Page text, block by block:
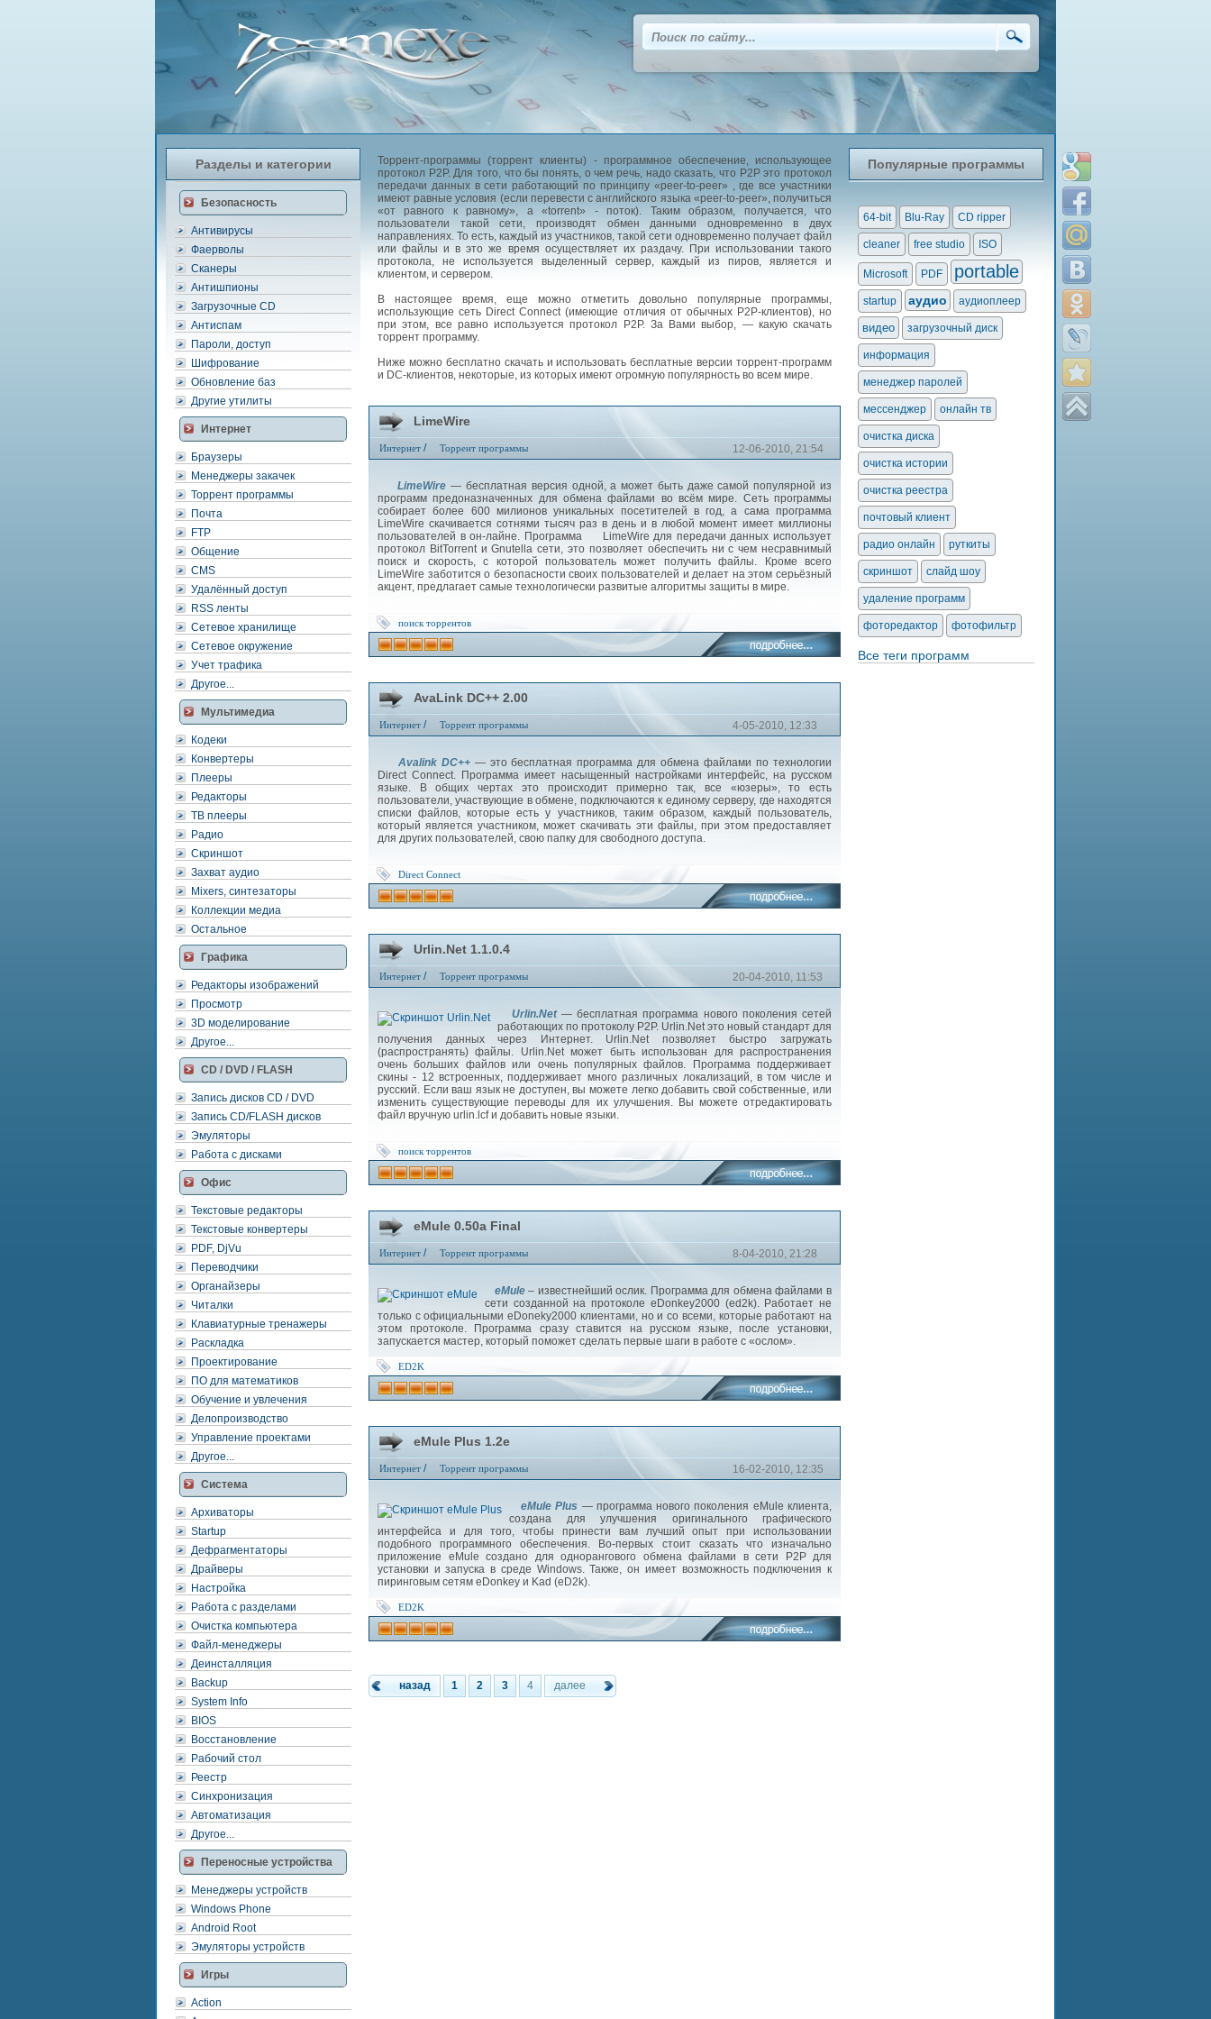
Разделы и категории
Безопасность
Антивирусы
Фаерволы
Сканеры
Антишпионы
Загрузочные CD
Антиспам
Пароли, доступ
Шифрование
Обновление баз
Другие утилиты
Интернет
Браузеры
Менеджеры закачек
Торрент программы
Почта
FTP
Общение
CMS
Удалённый доступ
RSS ленты
Сетевое хранилище
Сетевое окружение
Учет трафика
Другое...
Мультимедиа
Кодеки
Конвертеры
Плееры
Редакторы
ТВ плееры
Радио
Скриншот
Захват аудио
Mixers, синтезаторы
Коллекции медиа
Остальное
Графика
Редакторы изображений
Просмотр
3D моделирование
Другое...
CD / DVD / FLASH
Запись дисков CD / DVD
Запись CD/FLASH дисков
Эмуляторы
Работа с дисками
Офис
Текстовые редакторы
Текстовые конвертеры
PDF, DjVu
Переводчики
Органайзеры
Читалки
Клавиатурные тренажеры
Раскладка
Проектирование
ПО для математиков
Обучение и увлечения
Делопроизводство
Управление проектами
Другое...
Система
Архиваторы
Startup
Дефрагментаторы
Драйверы
Настройка
Работа с разделами
Очистка компьютера
Файл-менеджеры
Деинсталляция
Backup
System Info
BIOS
Восстановление
Рабочий стол
Реестр
Синхронизация
Автоматизация
Другое...
Переносные устройства
Менеджеры устройств
Windows Phone
Android Root
Эмуляторы устройств
Игры
Action
Торрент-программы (торрент клиенты) - программное обеспечение, использующее
протокол P2P. Для того, что бы понять, о чем речь, надо сказать, что P2P это протокол
передачи данных в сети работающий по принципу «peer-to-peer» , где все участники
имеют равные условия (если перевести с английского языка «peer-to-peer», получиться
«от равного к равному», а «torrent» - поток). Таким образом, получается, что
пользователи такой сети, производят обмен данными одновременно в двух
направлениях. То есть, каждый из участников, такой сети одновременно получает файл
или файлы и в это же время осуществляет их раздачу. При использовании такого
протокола, не используется выделенный сервер, каждый из пиров, является и
клиентом, и сервером.
В настоящее время, еще можно отметить довольно популярные программы,
использующие сеть Direct Connect (имеющие отличия от обычных P2P-клиентов), но
при этом, все равно используется протокол P2P. За Вами выбор, — какую скачать
торрент программу.
Ниже можно бесплатно скачать и использовать бесплатные версии торрент-программ
и DC-клиентов, некоторые, из которых имеют огромную популярность во всем мире.
LimeWire
Интернет / Торрент программы 12-06-2010, 21:54
LimeWire — бесплатная версия одной, а может быть даже самой популярной из
программ предоназначенных для обмена файлами во всём мире. Сеть программы
собирает более 600 милионов уникальных посетителей в год, а сама программа
LimeWire скачивается сотнями тысяч раз в день и в любой момент имеет миллионы
пользователей в он-лайне. Программа LimeWire для передачи данных использует
протокол BitTorrent и Gnutella сети, это позволяет обеспечить ни с чем несравнимый
поиск и скорость, с которой пользователь может получить файлы. Кроме всего
LimeWire заботится о безопасности своих пользователей и делает на этом серьёзный
акцент, предлагает самые технологически развитые алгоритмы защиты в мире.
поиск торрентов
AvaLink DC++ 2.00
Интернет / Торрент программы 4-05-2010, 12:33
Avalink DC++— это бесплатная программа для обмена файлами по технологии
Direct Connect. Программа имеет насыщенный настройками интерфейс, на русском
языке. В общих чертах это происходит примерно так, все «юзеры», то есть
пользователи, участвующие в обмене, подключаются к единому серверу, где находятся
списки файлов, которые есть у участников, таким образом, каждый пользователь,
который является участником, может скачивать эти файлы, при этом предоставляет
для других пользователей, свою папку для свободного доступа.
Direct Connect
Urlin.Net 1.1.0.4
Интернет / Торрент программы 20-04-2010, 11:53
Urlin.Net — бесплатная программа нового поколения сетей
работающих по протоколу P2P. Urlin.Net это новый стандарт для
получения данных через Интернет. Urlin.Net позволяет быстро загружать
(распространять) файлы. Urlin.Net может быть использован для распространения
очень больших файлов или очень популярных файлов. Программа поддерживает
скины - 12 встроенных, поддерживает много различных локализаций, в том числе и
русский. Если ваш язык не доступен, вы можете легко добавить свой собственные, или
изменить существующие переводы для их улучшения. Вы можете отредактировать
файл вручную urlin.lcf и добавить новые языки.
поиск торрентов
eMule 0.50a Final
Интернет / Торрент программы 8-04-2010, 21:28
eMule– известнейший ослик. Программа для обмена файлами в
сети созданной на протоколе eDonkey2000 (ed2k). Работает не
только с официальными eDoneky2000 клиентами, но и со всеми, которые работают на
этом протоколе. Программа сразу ставится на русском языке, после установки,
запускается мастер, который поможет сделать первые шаги в работе с «ослом».
ED2K
eMule Plus 1.2e
Интернет / Торрент программы 16-02-2010, 12:35
eMule Plus — программа нового поколения eMule клиента,
создана для улучшения оригинального графического
интерфейса и для того, чтобы принести вам лучший опыт при использовании
подобного программного обеспечения. Во-первых стоит сказать что изначально
приложение eMule создано для однорангового обмена файлами в сети Р2Р для
установки и запуска в среде Windows. Также, он имеет возможность подключения к
пиринговым сетям eDonkey и Kad (eD2k).
ED2K
назад 1 2 3 4 далее
Популярные программы
64-bit Blu-Ray CD ripper
cleaner free studio ISO
Microsoft PDF portable
startup аудио аудиоплеер
видео загрузочный диск
информация
менеджер паролей
мессенджер онлайн тв
очистка диска
очистка истории
очистка реестра
почтовый клиент
радио онлайн руткиты
скриншот слайд шоу
удаление программ
фоторедактор фотофильтр
Все теги программ